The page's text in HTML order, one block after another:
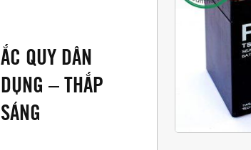
ẮC QUY DÂN
DỤNG – THẮP
SÁNG